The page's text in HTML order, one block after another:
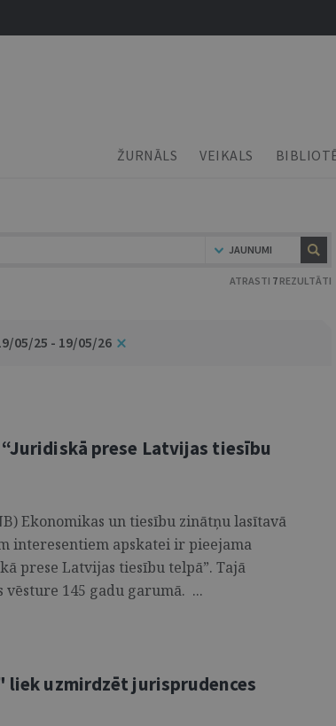
ŽURNĀLS VEIKALS
JAUNUMI
ATRASTI 7 REZULTĀTI
05/25 - 19/05/26
prese Latvijas tiesību
Ekonomikas un tiesību zinātņu lasītavā
interesentiem apskatei ir pieejama
prese Latvijas tiesību telpā”. Tajā
145 gadu garumā. ...
liek uzmirdzēt jurisprudences